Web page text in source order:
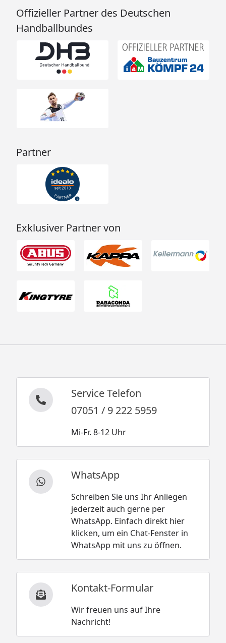
Offizieller Partner des Deutschen
Handballbundes
Partner
Exklusiver Partner von
Service Telefon
07051 / 9 222 5959
Mi-Fr. 8-12 Uhr
WhatsApp
Schreiben Sie uns Ihr Anliegen
jederzeit auch gerne per
WhatsApp. Einfach direkt hier
klicken, um ein Chat-Fenster in
WhatsApp mit uns zu öffnen.
Kontakt-Formular
Wir freuen uns auf Ihre
Nachricht!